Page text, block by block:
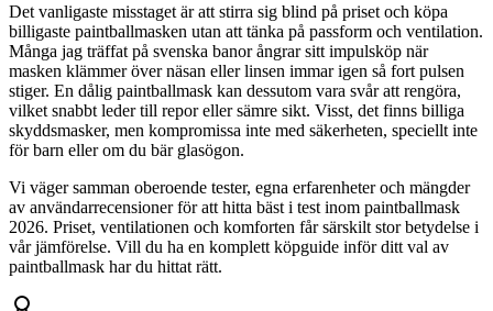
Det vanligaste misstaget är att stirra sig blind på priset och köpa
billigaste paintballmasken utan att tänka på passform och ventilation.
Många jag träffat på svenska banor ångrar sitt impulsköp när
masken klämmer över näsan eller linsen immar igen så fort pulsen
stiger. En dålig paintballmask kan dessutom vara svår att rengöra,
vilket snabbt leder till repor eller sämre sikt. Visst, det finns billiga
skyddsmasker, men kompromissa inte med säkerheten, speciellt inte
för barn eller om du bär glasögon.
Vi väger samman oberoende tester, egna erfarenheter och mängder
av användarrecensioner för att hitta bäst i test inom paintballmask
2026. Priset, ventilationen och komforten får särskilt stor betydelse i
vår jämförelse. Vill du ha en komplett köpguide inför ditt val av
paintballmask har du hittat rätt.